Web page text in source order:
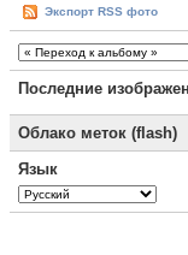
Экспорт RSS фото
Последние
Облако меток (flash)
Язык